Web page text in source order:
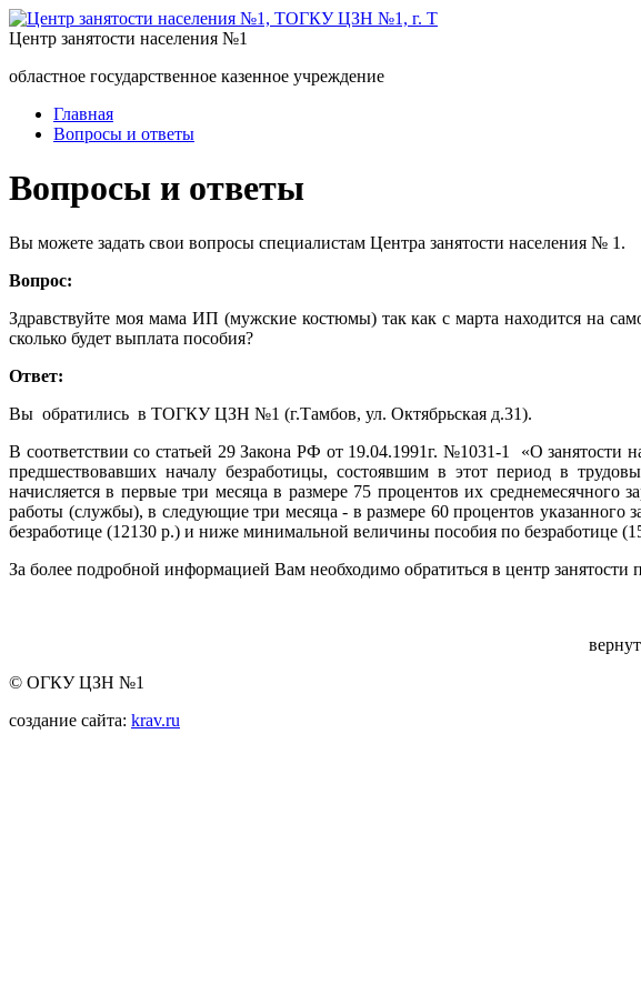
Центр занятости населения №1
областное государственное казенное учреждение
Главная
Вопросы и ответы
Вопросы и ответы
Вы можете задать свои вопросы специалистам Центра занятости населения № 1.
Вопрос:
Здравствуйте моя мама ИП (мужские костюмы) так как с марта находится на
сколько будет выплата пособия?
Ответ:
Вы обратились в ТОГКУ ЦЗН №1 (г.Тамбов, ул. Октябрьская д.31).
В соответствии со статьей 29 Закона РФ от 19.04.1991г. №1031-1 «О
предшествовавших началу безработицы, состоявшим в этот период в
начисляется в первые три месяца в размере 75 процентов их среднемесячного
работы (службы), в следующие три месяца - в размере 60 процентов
безработице (12130 р.) и ниже минимальной величины пособия по безработице
За более подробной информацией Вам необходимо обратиться в центр
© ОГКУ ЦЗН №1
создание сайта: krav.ru